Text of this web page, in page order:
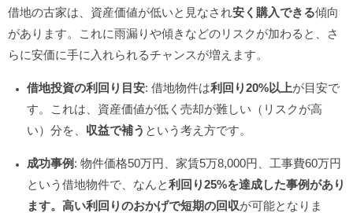
借地の古家は、資産価値が低いと見なされ安く購入できる傾向
があります。これに雨漏りや傾きなどのリスクが加わると、さ
らに安価に手に入れられるチャンスが増えます。
借地投資の利回り目安: 借地物件は利回り20%以上が目安で
す。これは、資産価値が低く売却が難しい（リスクが高
い）分を、 収益で補う という考え方です。
成功事例 : 物件価格50万円、家賃5万8,000円、工事費60万円
という借地物件で、なんと利回り25%を達成した事例があり
ます。高い利回りのおかげで短期の回収が可能となりま